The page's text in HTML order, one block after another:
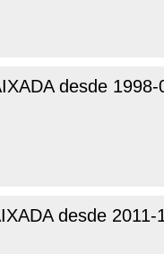
desde 1998-
desde 2011-